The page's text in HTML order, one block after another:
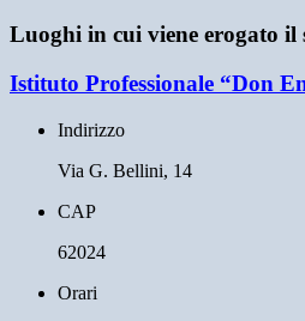
Luoghi in cui viene erogato il
Istituto Professionale “Don
Indirizzo
Via G. Bellini, 14
CAP
62024
Orari